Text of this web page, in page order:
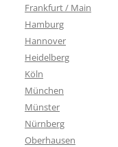
Frankfurt / Main
Hamburg
Hannover
Heidelberg
Köln
München
Münster
Nürnberg
Oberhausen